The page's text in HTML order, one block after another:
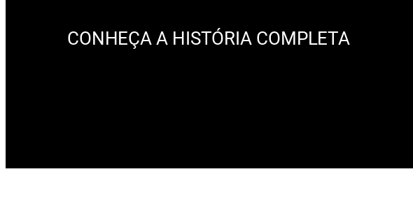
CONHEÇA A HISTÓRIA COMPLETA